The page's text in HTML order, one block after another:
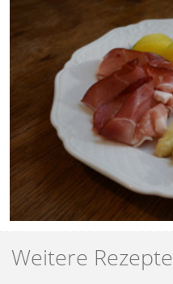
Weitere Rezepte